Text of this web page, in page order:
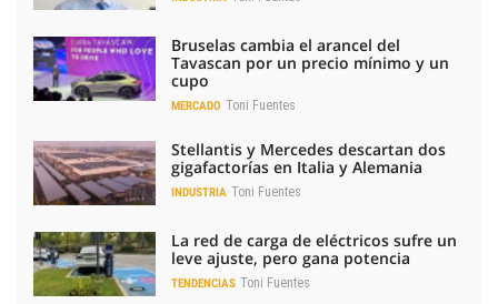
Bruselas cambia el arancel del
Tavascan por un precio mínimo y un
cupo
MERCADO Toni Fuentes
Stellantis y Mercedes descartan dos
gigafactorías en Italia y Alemania
INDUSTRIA Toni Fuentes
La red de carga de eléctricos sufre un
leve ajuste, pero gana potencia
TENDENCIAS Toni Fuentes